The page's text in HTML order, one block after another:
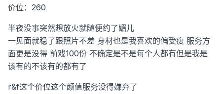
价位：260
半夜没事突然想放火就随便约了媚儿
一见面就稳了跟照片不差 身材也是我喜欢的偏受瘦 服务方
面更是没得 前戏100份 不确定是不是每个人都有但是我是
该有的不该有的都有了
r&f这个价位这个颜值服务没得嫌弃了